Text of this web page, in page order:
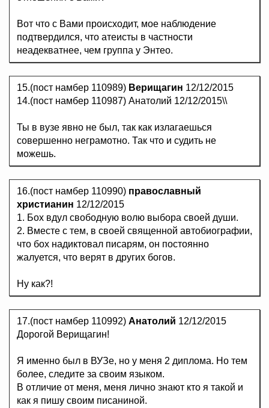
Вот что с Вами происходит, мое наблюдение
подтвердился, что атеисты в частности
неадекватнее, чем группа у Энтео.
15.(пост намбер 110989) Верищагин 12/12/2015
14.(пост намбер 110987) Анатолий 12/12/2015\\
Ты в вузе явно не был, так как излагаешься
совершенно неграмотно. Так что и судить не
можешь.
16.(пост намбер 110990) православный
христианин 12/12/2015
1. Бох вдул свободную волю выбора своей души.
2. Вместе с тем, в своей священной автобиографии,
что бох надиктовал писарям, он постоянно
жалуется, что верят в других богов.
Ну как?!
17.(пост намбер 110992) Анатолий 12/12/2015
Дорогой Верищагин!
Я именно был в ВУЗе, но у меня 2 диплома. Но тем
более, следите за своим языком.
В отличие от меня, меня лично знают кто я такой и
как я пишу своим писаниной.